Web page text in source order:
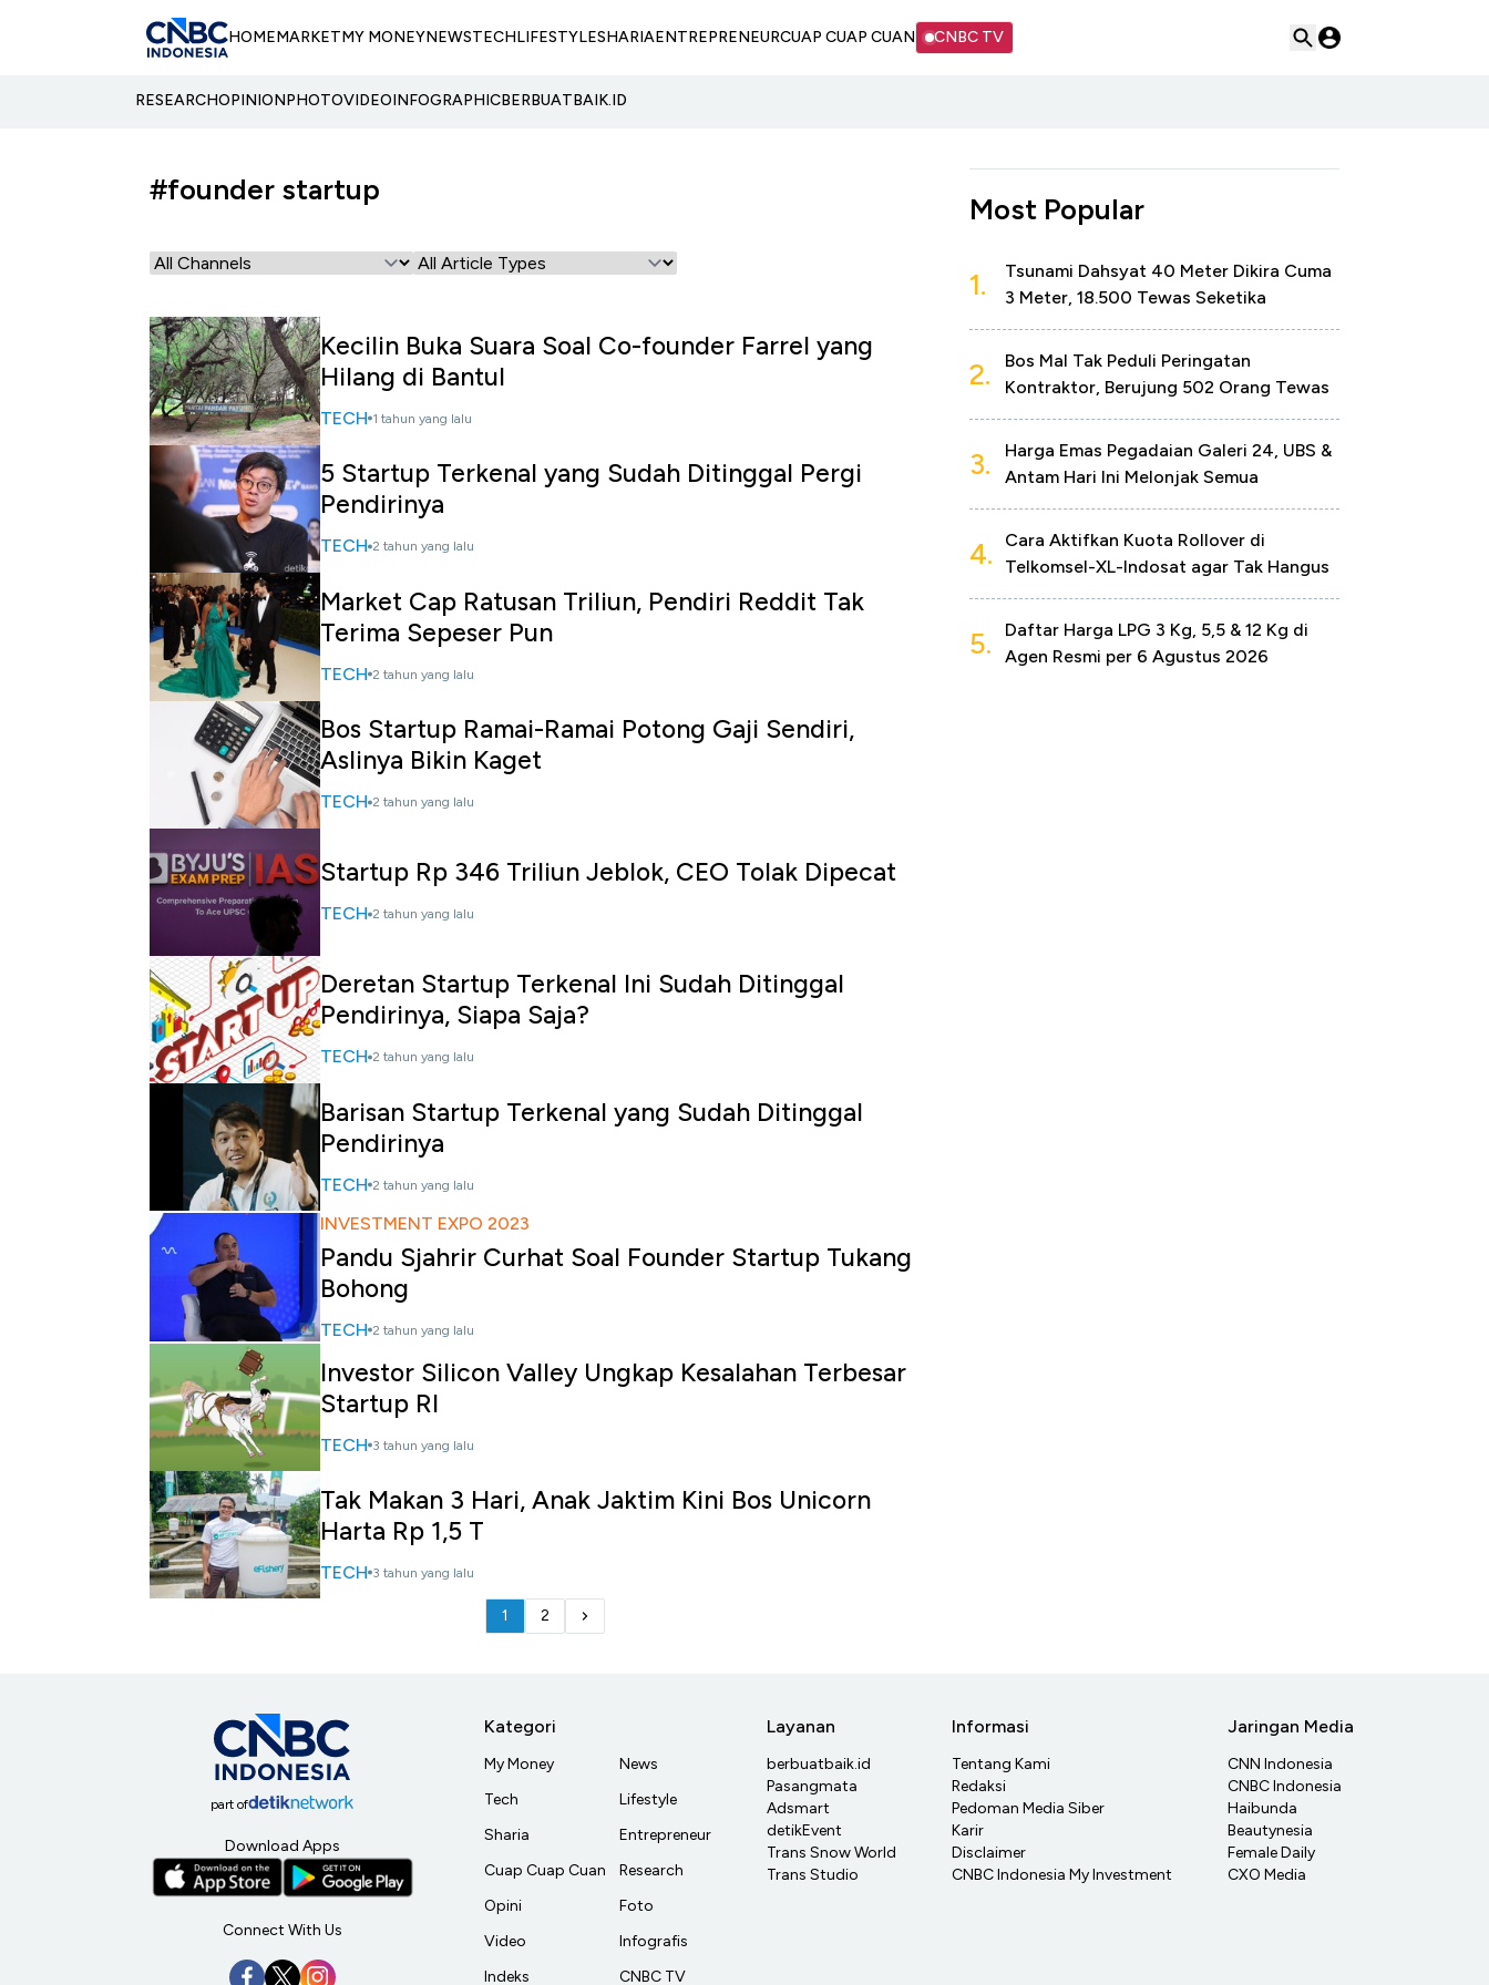
HOMEMARKETMY MONEYNEWSTECHLIFESTYLESHARIAENTREPRENEURCUAP CUAP CUAN CNBC TV
RESEARCHOPINIONPHOTOVIDEOINFOGRAPHICBERBUATBAIK.ID
#founder startup
Kecilin Buka Suara Soal Co-founder Farrel yang
Hilang di Bantul
TECH 1 tahun yang lalu
5 Startup Terkenal yang Sudah Ditinggal Pergi
Pendirinya
TECH 2 tahun yang lalu
Market Cap Ratusan Triliun, Pendiri Reddit Tak
Terima Sepeser Pun
TECH 2 tahun yang lalu
Bos Startup Ramai-Ramai Potong Gaji Sendiri,
Aslinya Bikin Kaget
TECH 2 tahun yang lalu
Startup Rp 346 Triliun Jeblok, CEO Tolak Dipecat
TECH 2 tahun yang lalu
Deretan Startup Terkenal Ini Sudah Ditinggal
Pendirinya, Siapa Saja?
TECH 2 tahun yang lalu
Barisan Startup Terkenal yang Sudah Ditinggal
Pendirinya
TECH 2 tahun yang lalu
INVESTMENT EXPO 2023
Pandu Sjahrir Curhat Soal Founder Startup Tukang
Bohong
TECH 2 tahun yang lalu
Investor Silicon Valley Ungkap Kesalahan Terbesar
Startup RI
TECH 3 tahun yang lalu
Tak Makan 3 Hari, Anak Jaktim Kini Bos Unicorn
Harta Rp 1,5 T
TECH 3 tahun yang lalu
1 2
Most Popular
1.
Tsunami Dahsyat 40 Meter Dikira Cuma
3 Meter, 18.500 Tewas Seketika
2.
Bos Mal Tak Peduli Peringatan
Kontraktor, Berujung 502 Orang Tewas
3.
Harga Emas Pegadaian Galeri 24, UBS &
Antam Hari Ini Melonjak Semua
4.
Cara Aktifkan Kuota Rollover di
Telkomsel-XL-Indosat agar Tak Hangus
5.
Daftar Harga LPG 3 Kg, 5,5 & 12 Kg di
Agen Resmi per 6 Agustus 2026
part of
Download Apps
Connect With Us
Kategori
My Money
Tech
Sharia
Cuap Cuap Cuan
Opini
Video
Indeks
News
Lifestyle
Entrepreneur
Research
Foto
Infografis
CNBC TV
Layanan
berbuatbaik.id
Pasangmata
Adsmart
detikEvent
Trans Snow World
Trans Studio
Informasi
Tentang Kami
Redaksi
Pedoman Media Siber
Karir
Disclaimer
CNBC Indonesia My Investment
Jaringan Media
CNN Indonesia
CNBC Indonesia
Haibunda
Beautynesia
Female Daily
CXO Media